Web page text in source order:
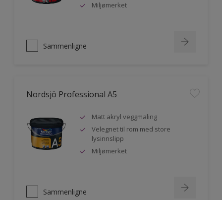
Miljømerket
Sammenligne
Nordsjö Professional A5
Matt akryl veggmaling
Velegnet til rom med store
lysinnslipp
Miljømerket
Sammenligne